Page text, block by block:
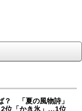
？ 「夏の風物詩」
位「かき氷」…1位